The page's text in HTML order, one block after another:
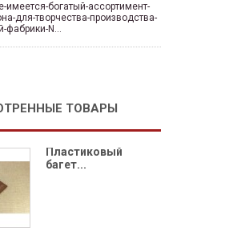
имеется-богатый-ассортимент-
для-творчества-производства-
фабрики-N...
ТОВАРЫ
Пластиковый
багет...